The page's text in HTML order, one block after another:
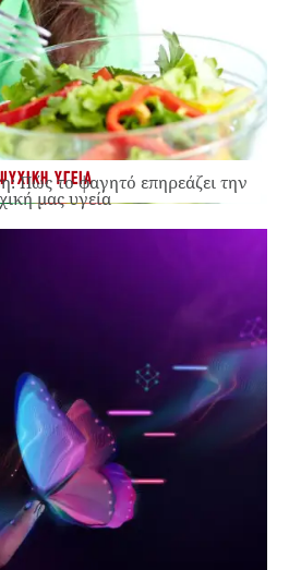
ΥΓΕΙΑ
Πώς το φαγητό επηρεάζει την
μας υγεία